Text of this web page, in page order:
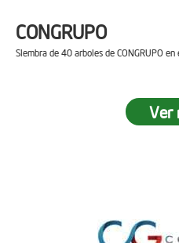
CONGRUPO
Siembra de 40 arboles de CONGRUPO
Ver